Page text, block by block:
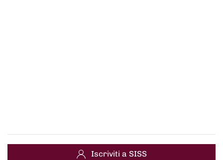
Iscriviti a SISS